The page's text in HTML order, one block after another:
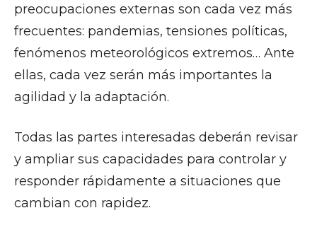
preocupaciones externas son cada vez más
frecuentes: pandemias, tensiones políticas,
fenómenos meteorológicos extremos… Ante
ellas, cada vez serán más importantes la
agilidad y la adaptación.
Todas las partes interesadas deberán revisar
y ampliar sus capacidades para controlar y
responder rápidamente a situaciones que
cambian con rapidez.